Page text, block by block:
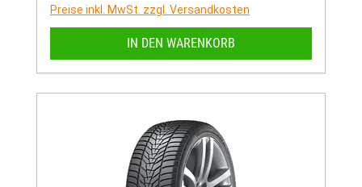
Preise inkl. MwSt. zzgl. Versandkosten
IN DEN WARENKORB